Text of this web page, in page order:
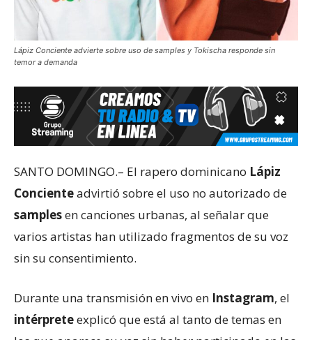
Lápiz Conciente advierte sobre uso de samples y Tokischa responde sin
temor a demanda
SANTO DOMINGO.– El rapero dominicano Lápiz
Concienteadvirtió sobre el uso no autorizado de
samplesen canciones urbanas, al señalar que
varios artistas han utilizado fragmentos de su voz
sin su consentimiento.
Durante una transmisión en vivo en Instagram, el
intérpreteexplicó que está al tanto de temas en